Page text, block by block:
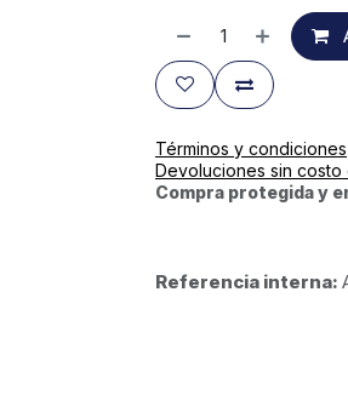
Términos y condiciones
Devoluciones sin costo
Compra protegida y
Referencia interna: